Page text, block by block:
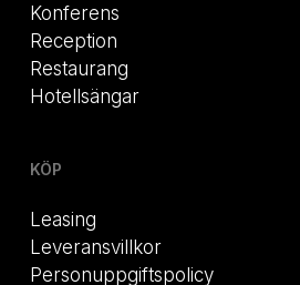
Konferens
Reception
Restaurang
Hotellsängar
KÖP
Leasing
Leveransvillkor
Personuppgiftspolicy